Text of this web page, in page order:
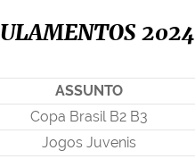
2024
ASSUNTO
Copa Brasil B2 B3
Jogos Juvenis